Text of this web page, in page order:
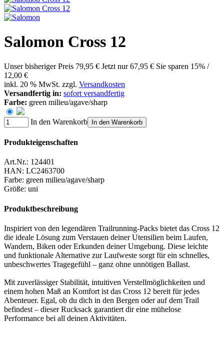
Salomon Cross 12
Unser bisheriger Preis 79,95 € Jetzt nur67,95 € Sie sparen 15% /
12,00 €
inkl. 20 % MwSt. zzgl. Versandkosten
Versandfertig in: sofort versandfertig
Farbe: green milieu/agave/sharp
In den Warenkorb In den Warenkorb
Produkteigenschaften
Art.Nr.: 124401
HAN: LC2463700
Farbe: green milieu/agave/sharp
Größe: uni
Produktbeschreibung
Inspiriert von den legendären Trailrunning-Packs bietet das Cross 12
die ideale Lösung zum Verstauen deiner Utensilien beim Laufen,
Wandern, Biken oder Erkunden deiner Umgebung. Diese leichte
und funktionale Alternative zur Laufweste sorgt für ein schnelles,
unbeschwertes Tragegefühl – ganz ohne unnötigen Ballast.
Mit zuverlässiger Stabilität, intuitiven Verstellmöglichkeiten und
einem hohen Maß an Komfort ist das Cross 12 bereit für jedes
Abenteuer. Egal, ob du dich in den Bergen oder auf dem Trail
befindest – dieser Rucksack garantiert dir eine mühelose
Performance bei all deinen Aktivitäten.